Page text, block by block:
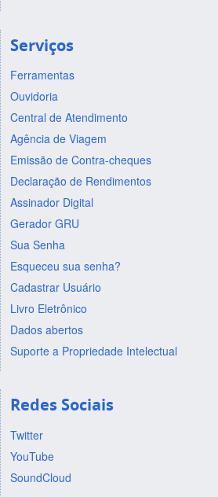
Serviços
Ferramentas
Ouvidoria
Central de Atendimento
Agência de Viagem
Emissão de Contra-cheques
Declaração de Rendimentos
Assinador Digital
Gerador GRU
Sua Senha
Esqueceu sua senha?
Cadastrar Usuário
Livro Eletrônico
Dados abertos
Suporte a Propriedade Intelectual
Redes Sociais
Twitter
YouTube
SoundCloud